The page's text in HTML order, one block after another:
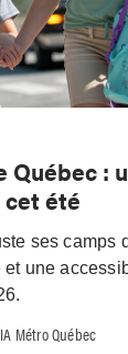
Québec :
été
ses camps
et une
Métro Québec